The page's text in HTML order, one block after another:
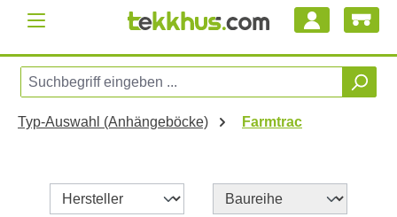
Zum Hauptinhalt springen
Typ-Auswahl (Anhängeböcke) Farmtrac